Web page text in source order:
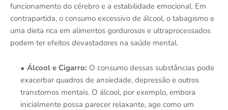
funcionamento do cérebro e a estabilidade emocional. Em
contrapartida, o consumo excessivo de álcool, o tabagismo e
uma dieta rica em alimentos gordurosos e ultraprocessados
podem ter efeitos devastadores na saúde mental.
Álcool e Cigarro: O consumo dessas substâncias pode
exacerbar quadros de ansiedade, depressão e outros
transtornos mentais. O álcool, por exemplo, embora
inicialmente possa parecer relaxante, age como um